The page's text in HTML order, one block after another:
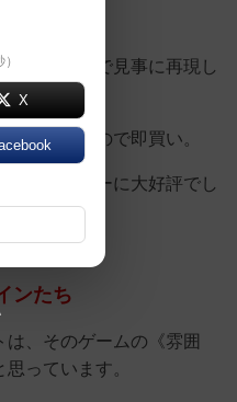
ードゲームで見事に再現し
うだったので即買い。
ぱりメンバーに大好評でし
ンたち
、そのゲームの《雰囲
っています。
X